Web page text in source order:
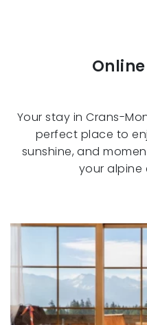
Your stay in Crans-
perfect place to
sunshine, and
your